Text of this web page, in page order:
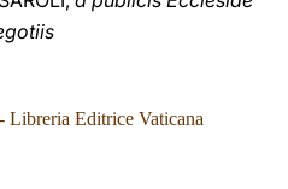
- Libreria Editrice Vaticana